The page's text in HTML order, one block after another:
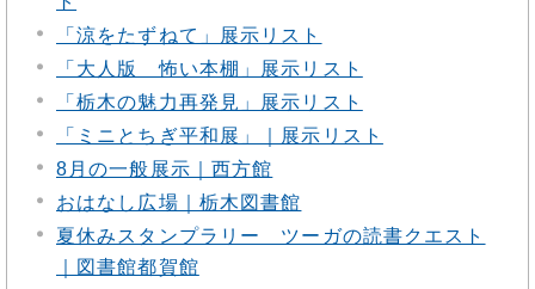
「涼をたずねて」展示リスト
「大人版 怖い本棚」展示リスト
「栃木の魅力再発見」展示リスト
「ミニとちぎ平和展」｜展示リスト
8月の一般展示｜西方館
おはなし広場｜栃木図書館
夏休みスタンプラリー ツーガの読書クエスト
｜図書館都賀館